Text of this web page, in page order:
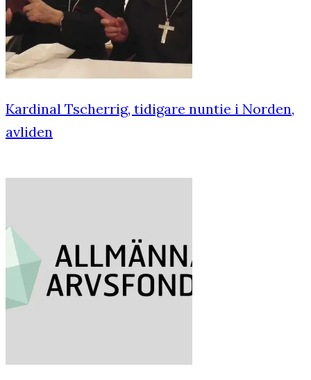
Kardinal Tscherrig, tidigare nuntie i Norden,
avliden